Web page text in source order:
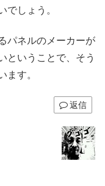
でしょう。
パネルのメーカーが
ということで、そう
ます。
返信